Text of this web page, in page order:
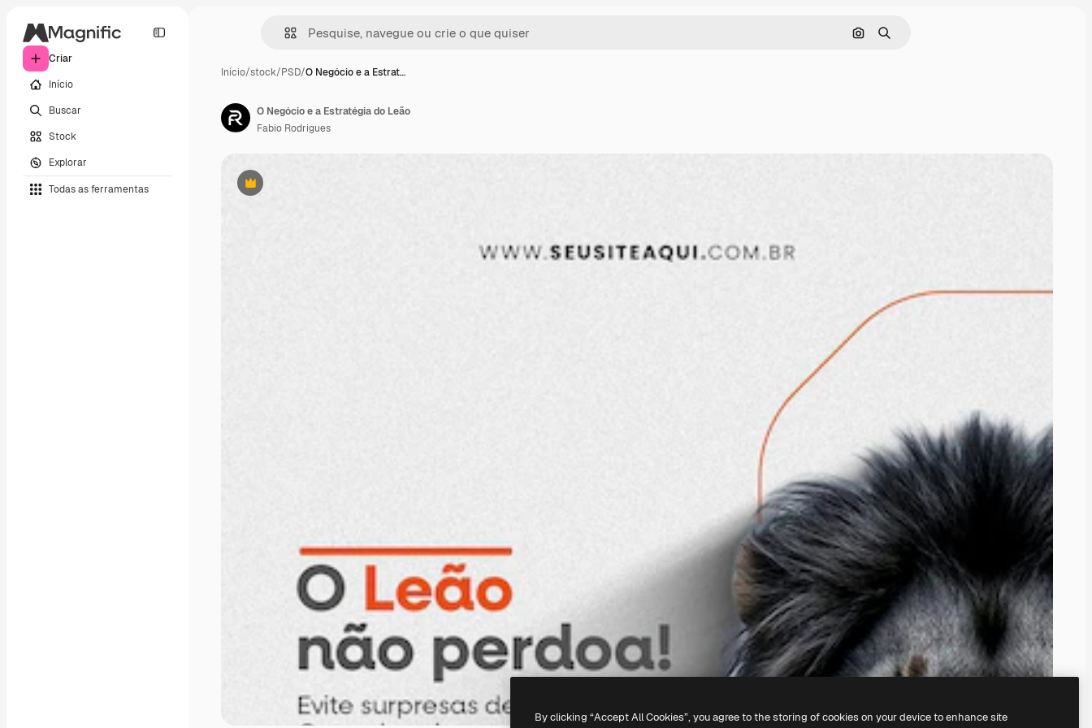
Criar
Início
Buscar
Stock
Explorar
Todas as ferramentas
Pesquisar por imagem
Buscar
Início/stock/PSD/O Negócio e a Estrat…
Premium
O Negócio e a Estratégia do Leão
Fabio Rodrigues
By clicking “Accept All Cookies”, you agree to the storing of cookies on your device to enhance site